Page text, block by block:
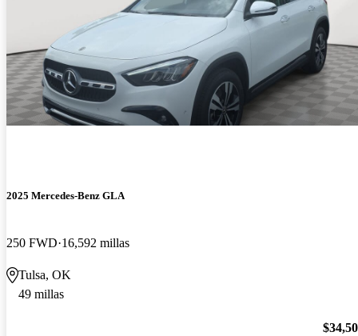
2025 Mercedes-Benz GLA
250 FWD 16,592 millas
Tulsa, OK
49 millas